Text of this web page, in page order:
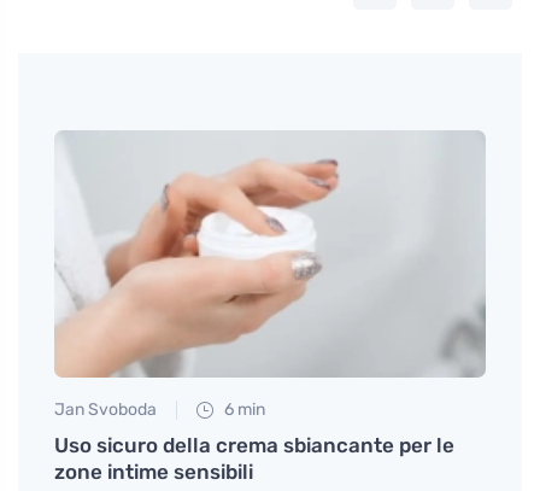
Jan Svoboda 6 min
Uso sicuro della crema sbiancante per le
zone intime sensibili